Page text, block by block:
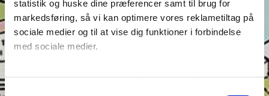
statistik og huske dine præferencer samt til brug for
markedsføring, så vi kan optimere vores reklametiltag på
sociale medier og til at vise dig funktioner i forbindelse
med sociale medier.
Samtykkevalg
Dagens vittigheder
Don Rosa Du Gådeste
Fedtmule
Figurer
IRL Joakim von And
Læselyst
Mickey Mouse
Quiz